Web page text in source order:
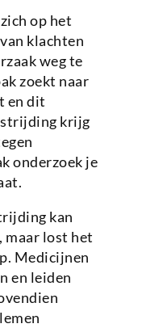
op het
klachten
weg te
zoekt naar
en dit
krijg
onderzoek je
kan
lost het
Medicijnen
en leiden